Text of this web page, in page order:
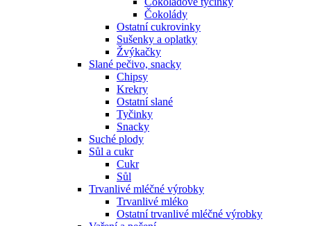
Čokolády
Ostatní cukrovinky
Sušenky a oplatky
Žvýkačky
Slané pečivo, snacky
Chipsy
Krekry
Ostatní slané
Tyčinky
Snacky
Suché plody
Sůl a cukr
Cukr
Sůl
Trvanlivé mléčné výrobky
Trvanlivé mléko
Ostatní trvanlivé mléčné výrobky